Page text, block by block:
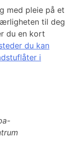
med pleie på et
til deg
du en kort
du kan
i